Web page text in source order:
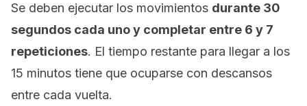
Se deben ejecutar los movimientos durante 30
segundos cada uno y completar entre 6 y 7
repeticiones. El tiempo restante para llegar a los
15 minutos tiene que ocuparse con descansos
entre cada vuelta.